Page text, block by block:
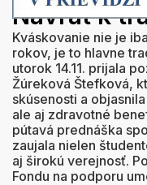
Návrat k
Kváskovanie nie je
rokov, je to hlavne
utorok 14.11. prijala
Žúreková Štefková,
skúsenosti a
ale aj zdravotné
pútavá prednáška
zaujala nielen
aj širokú verejnosť.
Fondu na podporu